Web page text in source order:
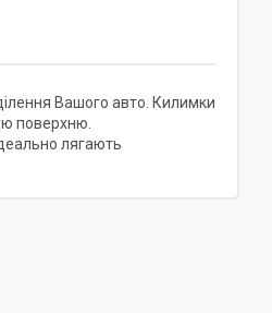
Вашого авто. Килимки
поверхню.
лягають